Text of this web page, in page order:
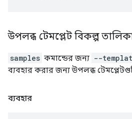
উপলব্ধ টেমপ্লেট বিকল্প
samples কমান্ডের জন্য --
ব্যবহার করার জন্য উপলব্ধ
ব্যবহার